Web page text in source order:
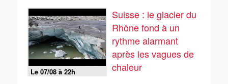
Le 07/08 à 22h
Suisse : le glacier du
Rhône fond à un
rythme alarmant
après les vagues de
chaleur